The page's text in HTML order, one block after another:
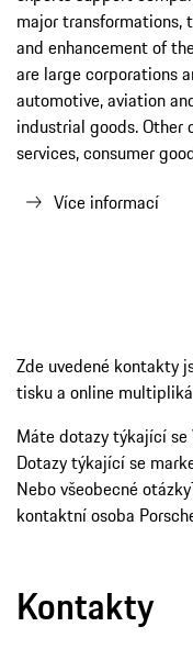
Více informací
Zde uvedené kontakty
Kontakty
Anja Wassertheurer